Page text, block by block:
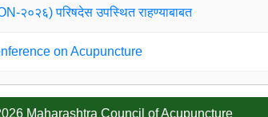
२०२६) परिषदेस उपस्थित राहण्याबाबत
on Acupuncture
Maharashtra Council of Acupuncture